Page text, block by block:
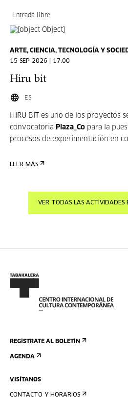
Entrada libre
ARTE, CIENCIA, TECNOLOGÍA Y
15 SEP 2026 | 17:00
Hiru bit
ES
HIRU BIT es uno de los proyectos
convocatoria Plaza_Co para la
procesos de experimentación en
LEER MÁS
VER TODAS LAS ACTIVIDADES
REGÍSTRATE AL BOLETÍN
AGENDA
VISÍTANOS
CONTACTO Y HORARIOS